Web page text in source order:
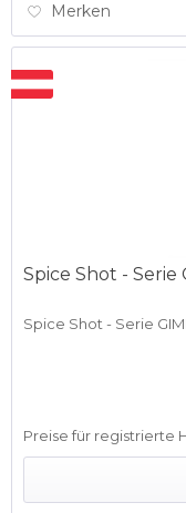
Merken
Spice Shot - Serie
Spice Shot - Serie
Preise für registrierte